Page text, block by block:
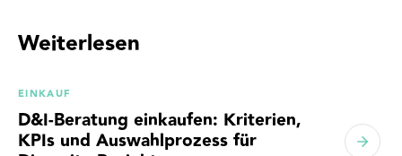
Weiterlesen
EINKAUF
D&I-Beratung einkaufen: Kriterien,
KPIs und Auswahlprozess für